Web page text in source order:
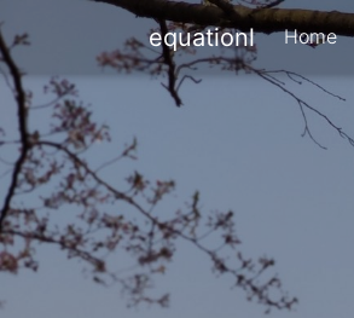
equationl Home